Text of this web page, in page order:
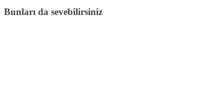
Bunları da sevebilirsiniz